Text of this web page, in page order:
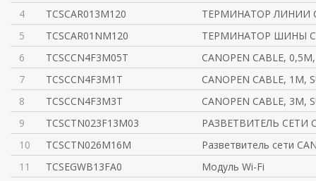
4
TCSCAR013M120
ТЕРМИНАТОР ЛИНИИ
5
TCSCAR01NM120
ТЕРМИНАТОР ШИНЫ
6
TCSCCN4F3M05T
CANOPEN CABLE,
7
TCSCCN4F3M1T
CANOPEN CABLE, 1M,
8
TCSCCN4F3M3T
CANOPEN CABLE, 3M,
9
TCSCTN023F13M03
РАЗВЕТВИТЕЛЬ СЕТИ
10
TCSCTN026M16M
Разветвитель сети
11
TCSEGWB13FA0
Модуль Wi-Fi